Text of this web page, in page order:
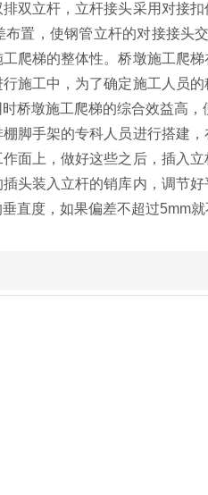
双立杆，立杆接头采用对接
置，使钢管立杆的对接接头
爬梯的整体性。桥墩施工爬
施工中，为了确定施工人员
桥墩施工爬梯的综合效益高，
脚手架的专科人员进行搭建
面上，做好这些之后，插入
头装入立杆的销库内，调节
直度，如果偏差不超过5mm就